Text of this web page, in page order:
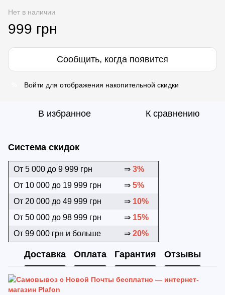
Нет в наличии
999 грн
Сообщить, когда появится
Войти для отображения накопительной скидки
В избранное К сравнению
Система скидок
От 5 000 до 9 999 грн ⇒ 3%
От 10 000 до 19 999 грн
⇒ 5%
От 20 000 до 49 999 грн
⇒ 10%
От 50 000 до 98 999 грн
⇒ 15%
От 99 000 грн и больше
⇒ 20%
Доставка Оплата Гарантия Отзывы